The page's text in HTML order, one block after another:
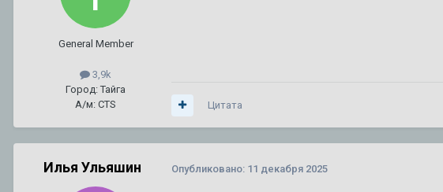
General Member
3,9k
Город: Тайга
А/м: CTS
Цитата
Илья Ульяшин Опубликовано: 11 декабря 2025